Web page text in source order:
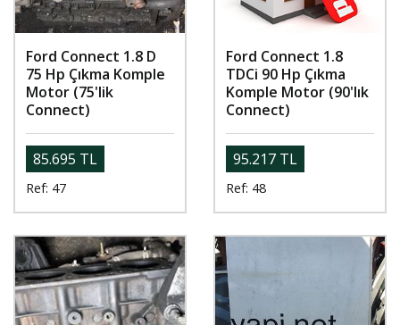
Ford Connect 1.8 D
75 Hp Çıkma Komple
Motor (75'lik
Connect)
85.695 TL
Ref: 47
Ford Connect 1.8
TDCi 90 Hp Çıkma
Komple Motor (90'lık
Connect)
95.217 TL
Ref: 48